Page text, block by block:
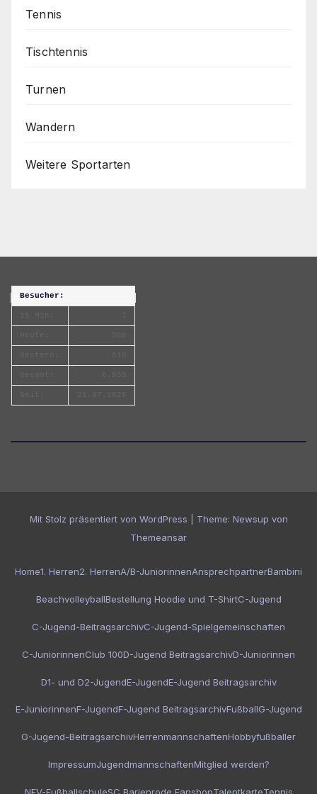
Tennis
Tischtennis
Turnen
Wandern
Weitere Sportarten
Besucher:
Mit Stolz präsentiert von WordPress Theme: Newsup von
Themeansar
Home1. Herren2. HerrenA/B-JuniorinnenAnsprechpartnerBambini
BeachvolleyballBestellung Hoodie und T-ShirtC-Jugend
C-Jugend-BeitragsarchivC-Jugend-Spielgemeinschaften
C-JuniorinnenClub 100D-Jugend BeitragsarchivD-Juniorinnen
D1- und D2-JugendE-JugendE-Jugend Beitragsarchiv
E-JuniorinnenF-JugendF-Jugend BeitragsarchivFußballG-Jugend
G-Jugend-BeitragsarchivHerrenmannschaftenHobbyfußballer
ImpressumJugendmannschaftenMitglied werden?
NFV-FußballschuleSC Barienrode FanshopTalentkarteTennis